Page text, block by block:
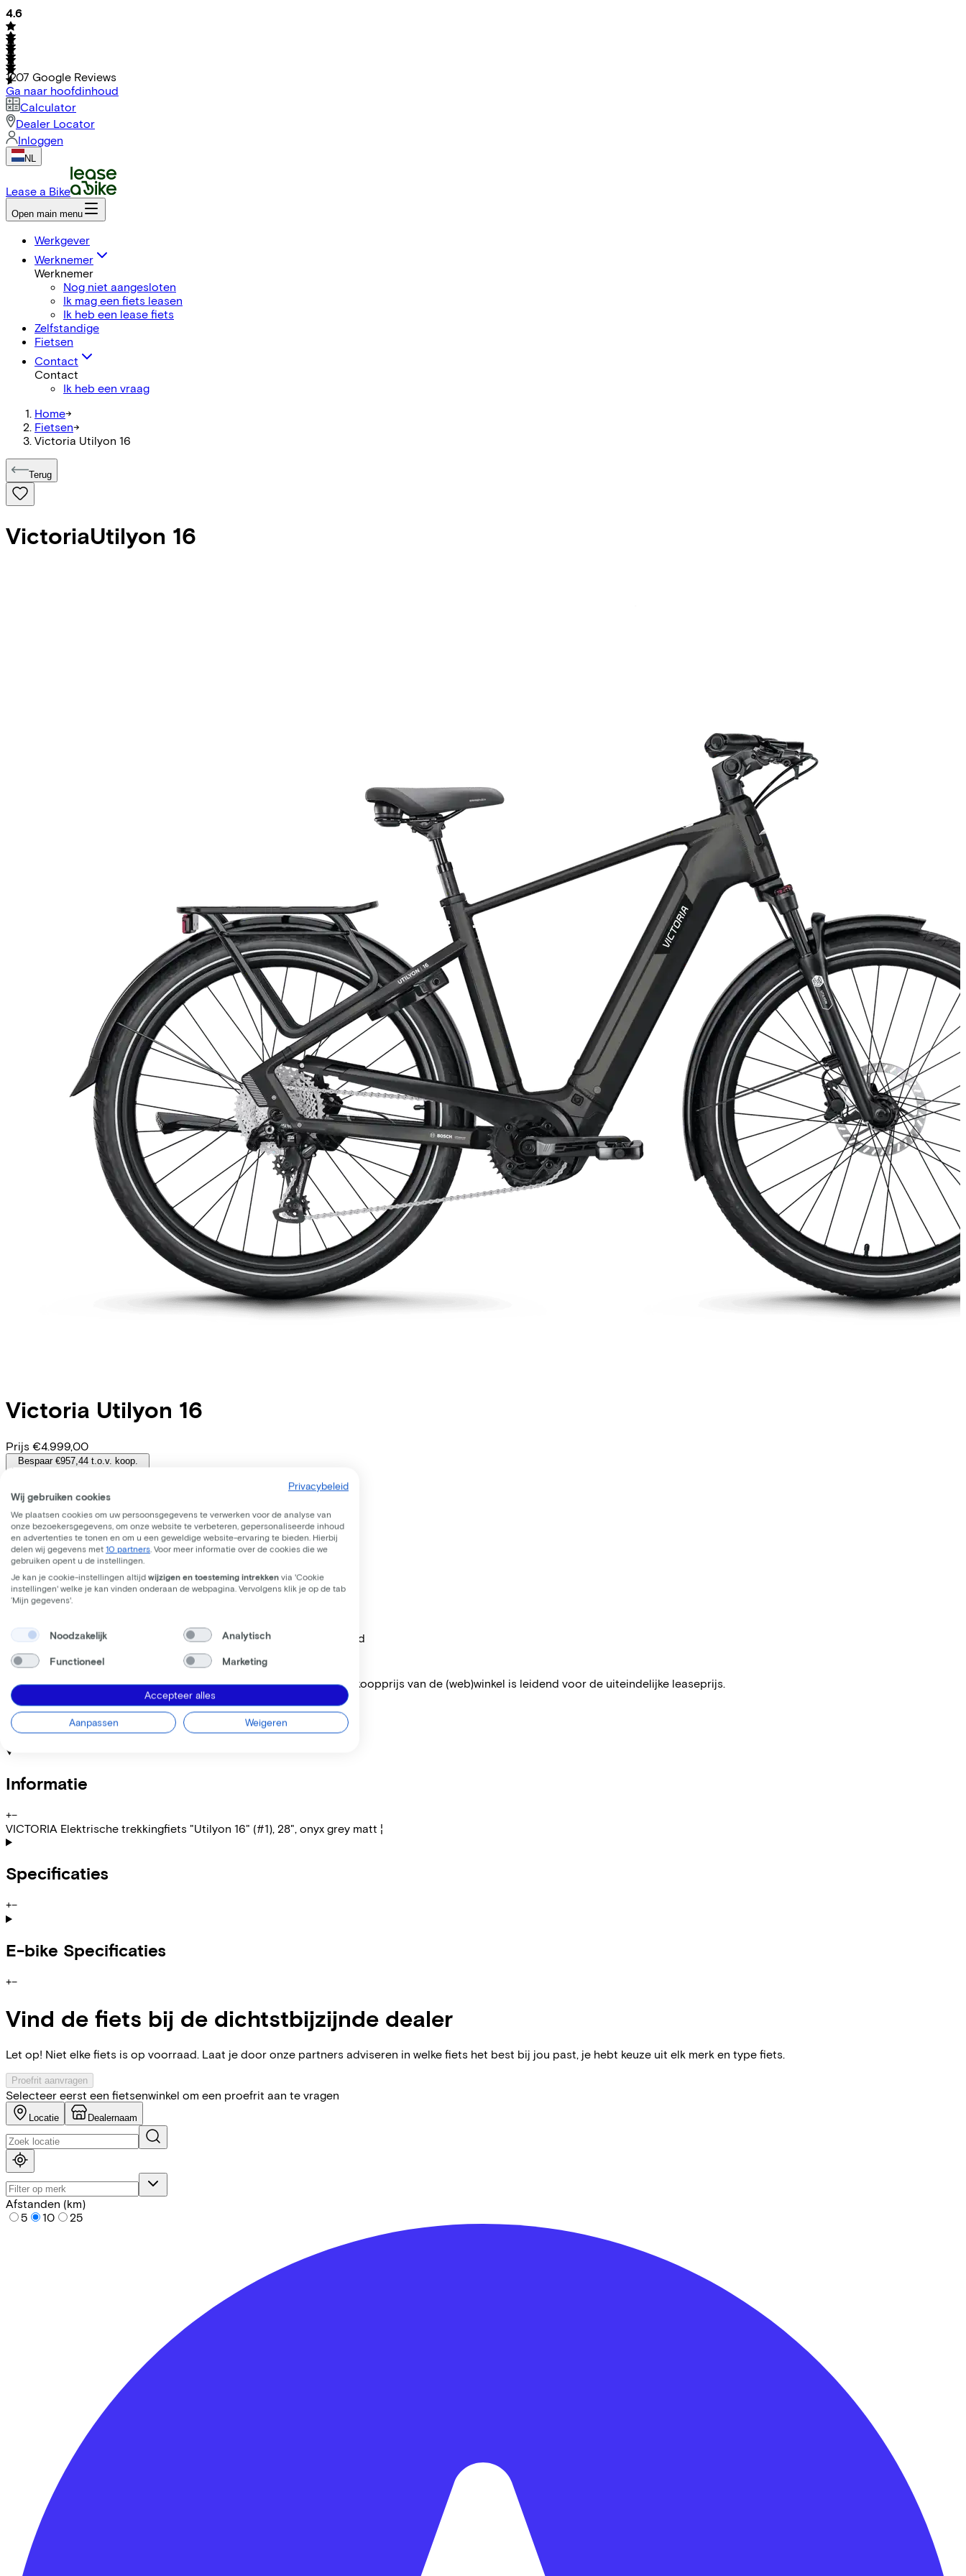
4.6
1207 Google Reviews
Ga naar hoofdinhoud
Calculator
Dealer Locator
Inloggen
NL
Lease a Bike
Open main menu
Werkgever
Werknemer
Werknemer
Nog niet aangesloten
Ik mag een fiets leasen
Ik heb een lease fiets
Zelfstandige
Fietsen
Contact
Contact
Ik heb een vraag
Home->
Fietsen->
Victoria Utilyon 16
Terug
VictoriaUtilyon 16
Victoria Utilyon 16
Prijs €4.999,00
Bespaar €957,44 t.o.v. koop.
Lees meer over zakelijk leasen.
Batterij opties
800 Wh
(Inbegrepen)
Frame model
Hoog
Accu afneembaar
Ja
Deze fiets lease je via je werkgever. Bereken de leaseprijs per maand
Bruto maandsalaris
Mijn werkgever betaalt
Let op: de vermelde lease- en verkoopprijzen zijn indicatief. De verkoopprijs van de (web)winkel is leidend voor de uiteindelijke leaseprijs.
Leaseprijs p/m vanaf
€115,72
Incl. Service & verzekeringspakket
Overnameprijs na 3 jaar: €999,80
Informatie
+−
VICTORIA Elektrische trekkingfiets "Utilyon 16" (#1), 28", onyx grey matt ¦
Specificaties
+−
E-bike Specificaties
+−
Vind de fiets bij de dichtstbijzijnde dealer
Let op! Niet elke fiets is op voorraad. Laat je door onze partners adviseren in welke fiets het best bij jou past, je hebt keuze uit elk merk en type fiets.
Proefrit aanvragen
Selecteer eerst een fietsenwinkel om een proefrit aan te vragen
Locatie Dealernaam
Afstanden (km)
5
10 25
Privacybeleid
Wij gebruiken cookies
We plaatsen cookies om uw persoonsgegevens te verwerken voor de analyse van
onze bezoekersgegevens, om onze website te verbeteren, gepersonaliseerde inhoud
en advertenties te tonen en om u een geweldige website-ervaring te bieden. Hierbij
delen wij gegevens met 10 partners . Voor meer informatie over de cookies die we
gebruiken opent u de instellingen.
Je kan je cookie-instellingen altijd wijzigen en toesteming intrekken via 'Cookie
instellingen' welke je kan vinden onderaan de webpagina. Vervolgens klik je op de tab
‘Mijn gegevens'.
Noodzakelijk Analytisch
Functioneel Marketing
Accepteer alles
Aanpassen Weigeren